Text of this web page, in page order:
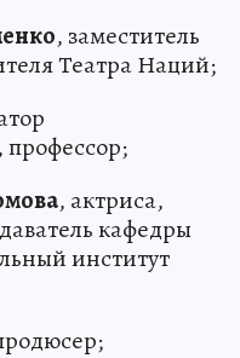
, заместитель
Театра Наций;
профессор;
, актриса,
кафедры
институт